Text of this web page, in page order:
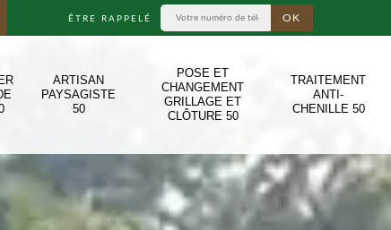
ÊTRE RAPPELÉ
ARTISAN
PAYSAGISTE
50
POSE ET
CHANGEMENT
GRILLAGE ET
CLÔTURE 50
TRAITEMENT
ANTI-
CHENILLE 50